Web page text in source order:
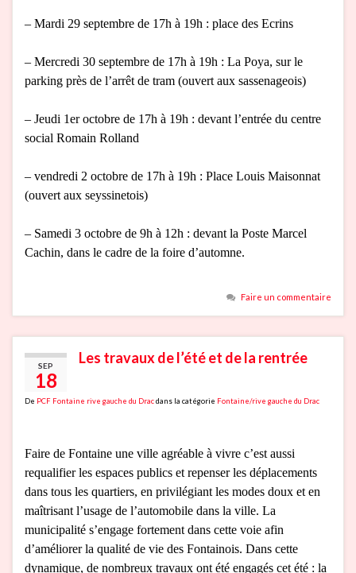
– Mardi 29 septembre de 17h à 19h : place des Ecrins
– Mercredi 30 septembre de 17h à 19h : La Poya, sur le
parking près de l’arrêt de tram (ouvert aux sassenageois)
– Jeudi 1er octobre de 17h à 19h : devant l’entrée du centre
social Romain Rolland
– vendredi 2 octobre de 17h à 19h : Place Louis Maisonnat
(ouvert aux seyssinetois)
– Samedi 3 octobre de 9h à 12h : devant la Poste Marcel
Cachin, dans le cadre de la foire d’automne.
Faire un commentaire
SEP
18
Les travaux de l’été et de la rentrée
De PCF Fontaine rive gauche du Dracdans la catégorie Fontaine/rive gauche du Drac
Faire de Fontaine une ville agréable à vivre c’est aussi
requalifier les espaces publics et repenser les déplacements
dans tous les quartiers, en privilégiant les modes doux et en
maîtrisant l’usage de l’automobile dans la ville. La
municipalité s’engage fortement dans cette voie afin
d’améliorer la qualité de vie des Fontainois. Dans cette
dynamique, de nombreux travaux ont été engagés cet été : la